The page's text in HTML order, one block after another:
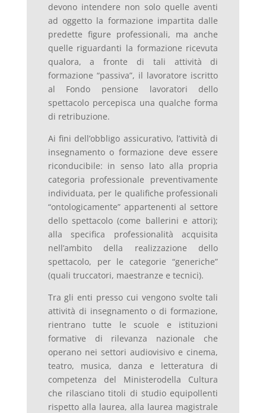
devono intendere non solo quelle aventi
ad oggetto la formazione impartita dalle
predette figure professionali, ma anche
quelle riguardanti la formazione ricevuta
qualora, a fronte di tali attività di
formazione “passiva”, il lavoratore iscritto
al Fondo pensione lavoratori dello
spettacolo percepisca una qualche forma
di retribuzione.
Ai fini dell’obbligo assicurativo, l’attività di
insegnamento o formazione deve essere
riconducibile: in senso lato alla propria
categoria professionale preventivamente
individuata, per le qualifiche professionali
“ontologicamente” appartenenti al settore
dello spettacolo (come ballerini e attori);
alla specifica professionalità acquisita
nell’ambito della realizzazione dello
spettacolo, per le categorie “generiche”
(quali truccatori, maestranze e tecnici).
Tra gli enti presso cui vengono svolte tali
attività di insegnamento o di formazione,
rientrano tutte le scuole e istituzioni
formative di rilevanza nazionale che
operano nei settori audiovisivo e cinema,
teatro, musica, danza e letteratura di
competenza del Ministerodella Cultura
che rilasciano titoli di studio equipollenti
rispetto alla laurea, alla laurea magistrale